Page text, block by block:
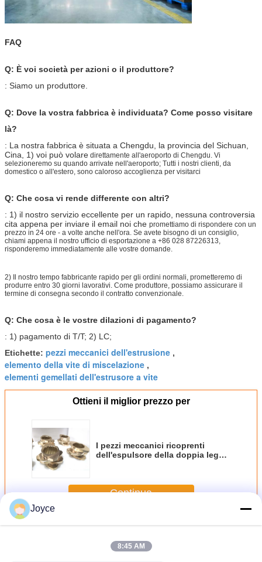
FAQ
Q: È voi società per azioni o il produttore?
: Siamo un produttore.
Q: Dove la vostra fabbrica è individuata? Come posso visitare
là?
: La nostra fabbrica è situata a Chengdu, la provincia del Sichuan,
Cina, 1) voi può volare direttamente all'aeroporto di Chengdu. Vi
selezioneremo su quando arrivate nell'aeroporto; Tutti i nostri clienti, da
domestico o all'estero, sono caloroso accoglienza per visitarci
Q: Che cosa vi rende differente con altri?
: 1) il nostro servizio eccellente per un rapido, nessuna controversia
cita appena per inviare il email noi che promettiamo di rispondere con un
prezzo in 24 ore - a volte anche nell'ora. Se avete bisogno di un consiglio,
chiami appena il nostro ufficio di esportazione a +86 028 87226313,
risponderemo immediatamente alle vostre domande.
2) Il nostro tempo fabbricante rapido per gli ordini normali, prometteremo di
produrre entro 30 giorni lavorativi. Come produttore, possiamo assicurare il
termine di consegna secondo il contratto convenzionale.
Q: Che cosa è le vostre dilazioni di pagamento?
: 1) pagamento di T/T; 2) LC;
Etichette: pezzi meccanici dell'estrusione ,
elemento della vite di miscelazione ,
elementi gemellati dell'estrusore a vite
Ottieni il miglior prezzo per
I pezzi meccanici ricoprenti
dell'espulsore della doppia lega
Continua
PiùPezzi meccanici dell'espulsore
Joyce
8:45 AM